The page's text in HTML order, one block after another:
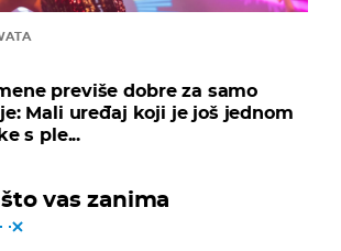
previše dobre za samo
Mali uređaj koji je još jednom
s ple...
vas zanima